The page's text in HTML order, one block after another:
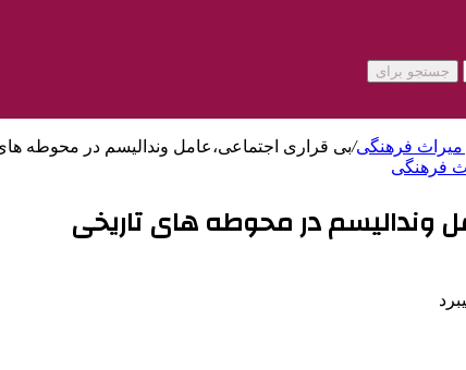
جستجو برای
ميراث فرهنگی/بی قراری اجتماعی،عامل وندالیسم در محوطه
فرهنگی
وندالیسم در محوطه های تاریخی